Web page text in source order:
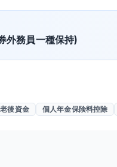
外務員一種保持)
後資金 個人年金保険料控除